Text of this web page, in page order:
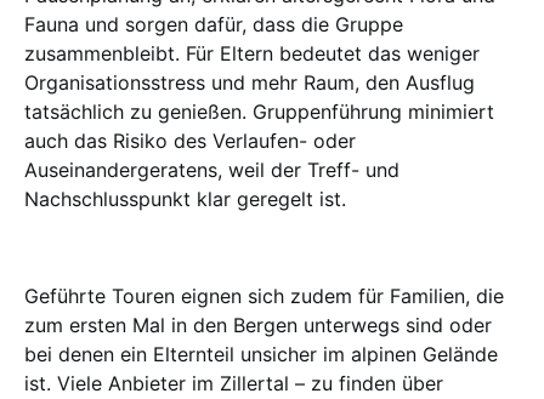
Fauna und sorgen dafür, dass die Gruppe
zusammenbleibt. Für Eltern bedeutet das weniger
Organisationsstress und mehr Raum, den Ausflug
tatsächlich zu genießen. Gruppenführung minimiert
auch das Risiko des Verlaufen- oder
Auseinandergeratens, weil der Treff- und
Nachschlusspunkt klar geregelt ist.
Geführte Touren eignen sich zudem für Familien, die
zum ersten Mal in den Bergen unterwegs sind oder
bei denen ein Elternteil unsicher im alpinen Gelände
ist. Viele Anbieter im Zillertal – zu finden über